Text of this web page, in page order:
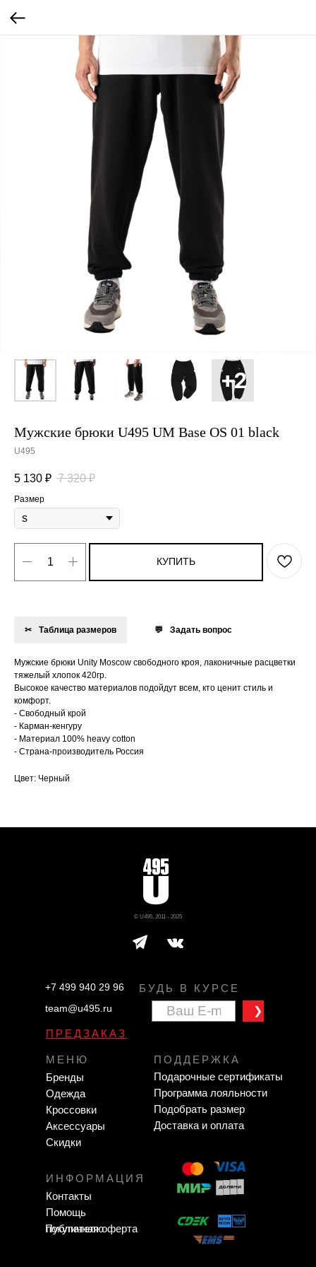
Мужские брюки U495 UM Base OS 01 black
U495
5 130 ₽ 7 320 ₽
Размер
КУПИТЬ
Таблица размеров Задать вопрос
Мужские брюки Unity Moscow свободного кроя, лаконичные расцветки
тяжелый хлопок 420гр.
Высокое качество материалов подойдут всем, кто ценит стиль и
комфорт.
- Свободный крой
- Карман-кенгуру
- Материал 100% heavy cotton
- Страна-производитель Россия
Цвет: Черный
❯
© U495, 2011 - 2025
ПОДДЕРЖКА
ИНФОРМАЦИЯ
МЕНЮ
Контакты
Помощь
покупателю
Подарочные сертификаты
Программа лояльности
Подобрать размер
Доставка и оплата
Бренды
Одежда
Кроссовки
Аксессуары
Скидки
Публичная оферта
team@u495.ru
+7 499 940 29 96 БУДЬ В КУРСЕ
ПРЕДЗАКАЗ